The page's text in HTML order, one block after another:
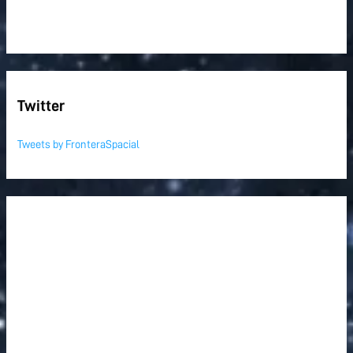
Twitter
Tweets by FronteraSpacial